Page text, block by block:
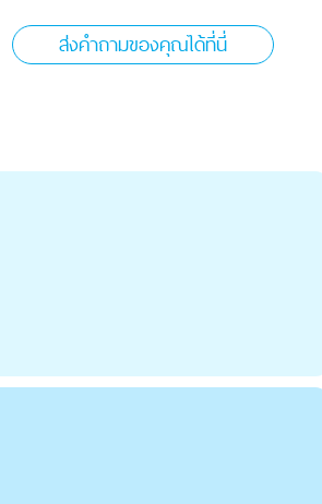
ส่งคำถามของคุณได้ที่นี่